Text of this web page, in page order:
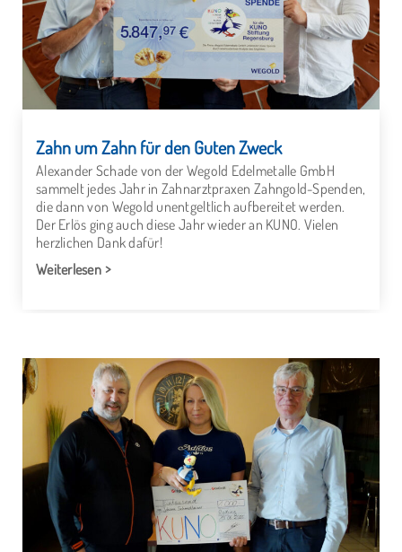
Zahn um Zahn für den Guten Zweck
Alexander Schade von der Wegold Edelmetalle GmbH
sammelt jedes Jahr in Zahnarztpraxen Zahngold-Spenden,
die dann von Wegold unentgeltlich aufbereitet werden.
Der Erlös ging auch diese Jahr wieder an KUNO. Vielen
herzlichen Dank dafür!
Weiterlesen